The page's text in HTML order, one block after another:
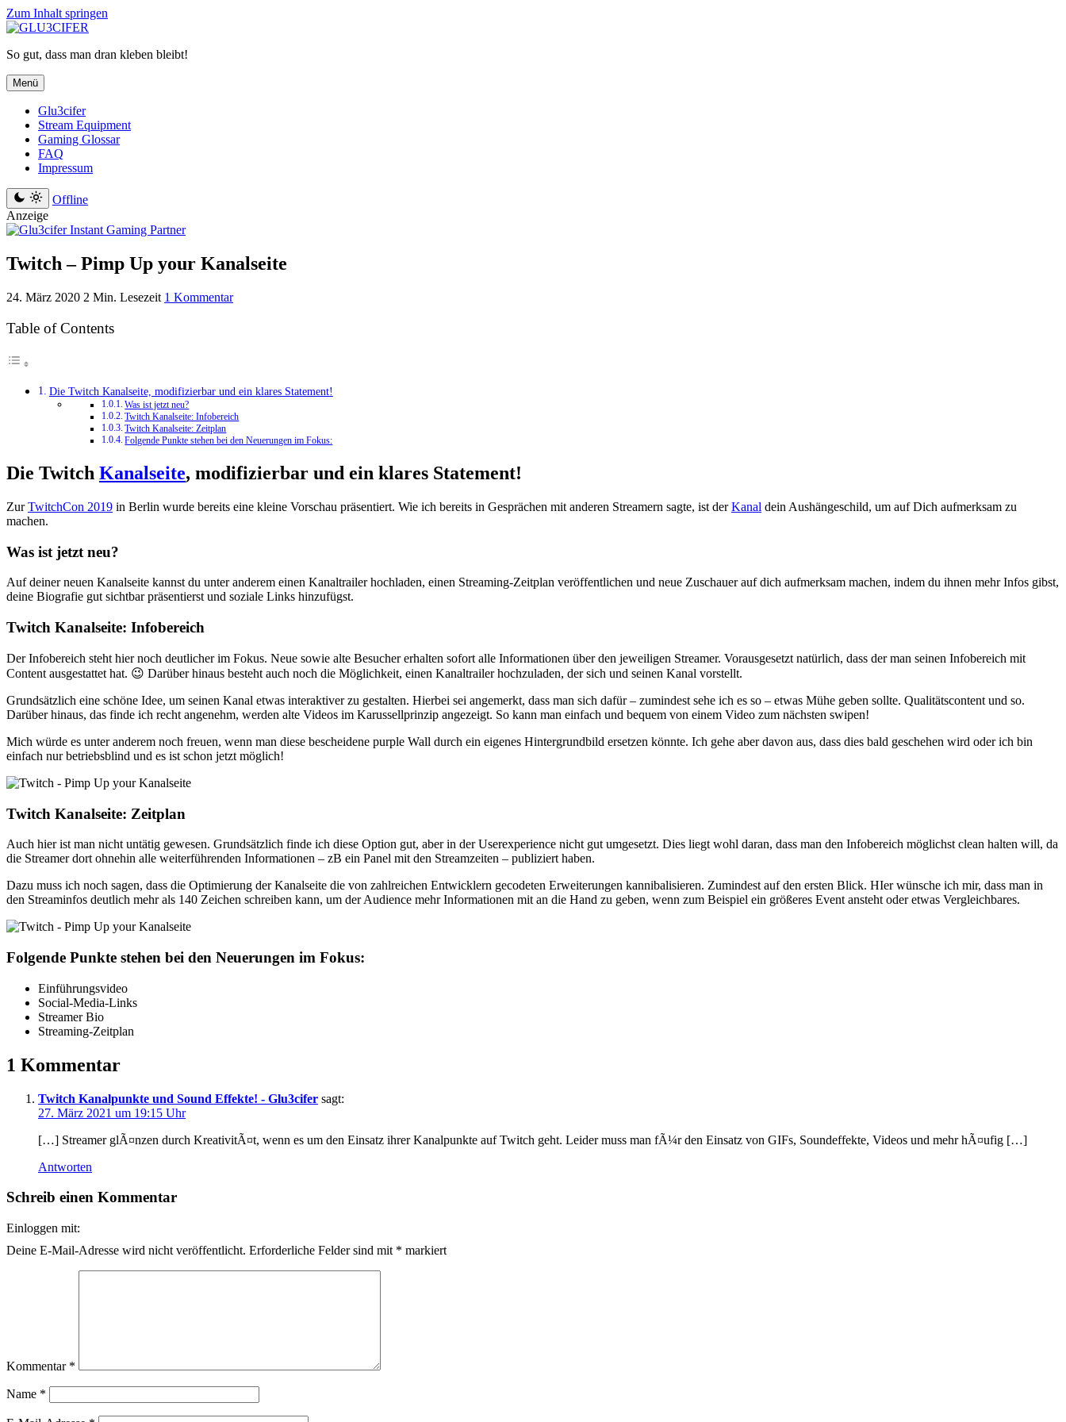
Zum Inhalt springen
So gut, dass man dran kleben bleibt!
Menü
Glu3cifer
Stream Equipment
Gaming Glossar
FAQ
Impressum
Offline
Anzeige
Twitch – Pimp Up your Kanalseite
24. März 2020 2 Min. Lesezeit 1 Kommentar
Table of Contents
Die Twitch Kanalseite, modifizierbar und ein klares Statement!
Was ist jetzt neu?
Twitch Kanalseite: Infobereich
Twitch Kanalseite: Zeitplan
Folgende Punkte stehen bei den Neuerungen im Fokus:
Die Twitch Kanalseite, modifizierbar und ein klares Statement!
ZurTwitchCon 2019 in Berlin wurde bereits eine kleine Vorschau präsentiert. Wie ich bereits in Gesprächen mit anderen Streamern sagte, ist derKanal dein Aushängeschild, um auf Dich aufmerksam zu
machen.
Was ist jetzt neu?
Auf deiner neuen Kanalseite kannst du unter anderem einen Kanaltrailer hochladen, einen Streaming-Zeitplan veröffentlichen und neue Zuschauer auf dich aufmerksam machen, indem du ihnen mehr Infos gibst,
deine Biografie gut sichtbar präsentierst und soziale Links hinzufügst.
Twitch Kanalseite: Infobereich
Der Infobereich steht hier noch deutlicher im Fokus. Neue sowie alte Besucher erhalten sofort alle Informationen über den jeweiligen Streamer. Vorausgesetzt natürlich, dass der man seinen Infobereich mit
Content ausgestattet hat. 😉 Darüber hinaus besteht auch noch die Möglichkeit, einen Kanaltrailer hochzuladen, der sich und seinen Kanal vorstellt.
Grundsätzlich eine schöne Idee, um seinen Kanal etwas interaktiver zu gestalten. Hierbei sei angemerkt, dass man sich dafür – zumindest sehe ich es so – etwas Mühe geben sollte. Qualitätscontent und so.
Darüber hinaus, das finde ich recht angenehm, werden alte Videos im Karussellprinzip angezeigt. So kann man einfach und bequem von einem Video zum nächsten swipen!
Mich würde es unter anderem noch freuen, wenn man diese bescheidene purple Wall durch ein eigenes Hintergrundbild ersetzen könnte. Ich gehe aber davon aus, dass dies bald geschehen wird oder ich bin
einfach nur betriebsblind und es ist schon jetzt möglich!
Twitch Kanalseite: Zeitplan
Auch hier ist man nicht untätig gewesen. Grundsätzlich finde ich diese Option gut, aber in der Userexperience nicht gut umgesetzt. Dies liegt wohl daran, dass man den Infobereich möglichst clean halten will, da
die Streamer dort ohnehin alle weiterführenden Informationen – zB ein Panel mit den Streamzeiten – publiziert haben.
Dazu muss ich noch sagen, dass die Optimierung der Kanalseite die von zahlreichen Entwicklern gecodeten Erweiterungen kannibalisieren. Zumindest auf den ersten Blick. HIer wünsche ich mir, dass man in
den Streaminfos deutlich mehr als 140 Zeichen schreiben kann, um der Audience mehr Informationen mit an die Hand zu geben, wenn zum Beispiel ein größeres Event ansteht oder etwas Vergleichbares.
Folgende Punkte stehen bei den Neuerungen im Fokus:
Einführungsvideo
Social-Media-Links
Streamer Bio
Streaming-Zeitplan
1 Kommentar
Twitch Kanalpunkte und Sound Effekte! - Glu3cifer sagt:
27. März 2021 um 19:15 Uhr
[…] Streamer glÃ¤nzen durch KreativitÃ¤t, wenn es um den Einsatz ihrer Kanalpunkte auf Twitch geht. Leider muss man fÃ¼r den Einsatz von GIFs, Soundeffekte, Videos und mehr hÃ¤ufig […]
Antworten
Schreib einen Kommentar
Einloggen mit:
Deine E-Mail-Adresse wird nicht veröffentlicht. Erforderliche Felder sind mit * markiert
Kommentar *
Name *